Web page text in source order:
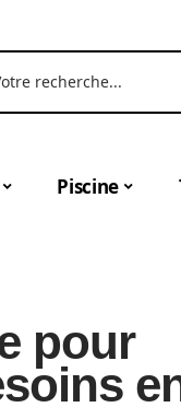
Piscine
pour